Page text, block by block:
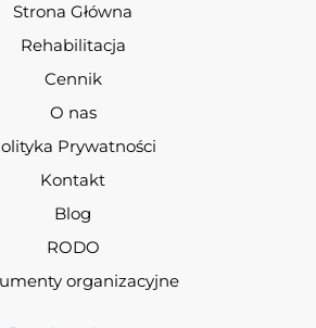
Strona Główna
Rehabilitacja
Cennik
O nas
Prywatności
Kontakt
Blog
RODO
organizacyjne